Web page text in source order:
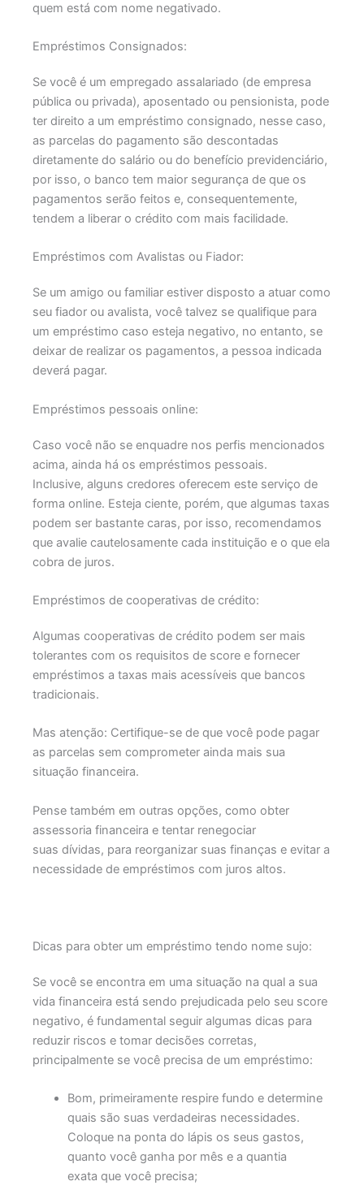
quem está com nome negativado.
Empréstimos Consignados:
Se você é um empregado assalariado (de empresa
pública ou privada), aposentado ou pensionista, pode
ter direito a um empréstimo consignado, nesse caso,
as parcelas do pagamento são descontadas
diretamente do salário ou do benefício previdenciário,
por isso, o banco tem maior segurança de que os
pagamentos serão feitos e, consequentemente,
tendem a liberar o crédito com mais facilidade.
Empréstimos com Avalistas ou Fiador:
Se um amigo ou familiar estiver disposto a atuar como
seu fiador ou avalista, você talvez se qualifique para
um empréstimo caso esteja negativo, no entanto, se
deixar de realizar os pagamentos, a pessoa indicada
deverá pagar.
Empréstimos pessoais online:
Caso você não se enquadre nos perfis mencionados
acima, ainda há os empréstimos pessoais.
Inclusive, alguns credores oferecem este serviço de
forma online. Esteja ciente, porém, que algumas taxas
podem ser bastante caras, por isso, recomendamos
que avalie cautelosamente cada instituição e o que ela
cobra de juros.
Empréstimos de cooperativas de crédito:
Algumas cooperativas de crédito podem ser mais
tolerantes com os requisitos de score e fornecer
empréstimos a taxas mais acessíveis que bancos
tradicionais.
Mas atenção: Certifique-se de que você pode pagar
as parcelas sem comprometer ainda mais sua
situação financeira.
Pense também em outras opções, como obter
assessoria financeira e tentar renegociar
suas dívidas, para reorganizar suas finanças e evitar a
necessidade de empréstimos com juros altos.
Dicas para obter um empréstimo tendo nome sujo:
Se você se encontra em uma situação na qual a sua
vida financeira está sendo prejudicada pelo seu score
negativo, é fundamental seguir algumas dicas para
reduzir riscos e tomar decisões corretas,
principalmente se você precisa de um empréstimo:
Bom, primeiramente respire fundo e determine
quais são suas verdadeiras necessidades.
Coloque na ponta do lápis os seus gastos,
quanto você ganha por mês e a quantia
exata que você precisa;